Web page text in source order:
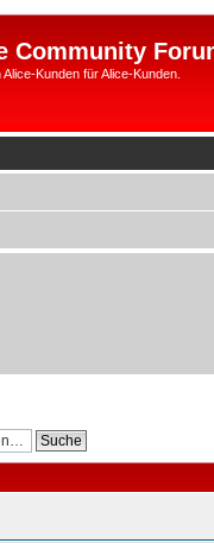
Community
Alice-Kunden für Alice-Kunden.